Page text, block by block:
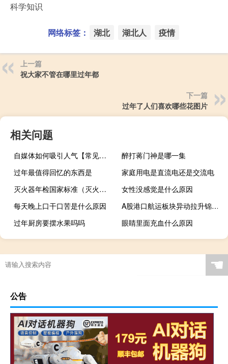
科学知识
网络标签： 湖北 湖北人 疫情
上一篇
祝大家不管在哪里过年都
下一篇
过年了人们喜欢哪些花图片
相关问题
自媒体如何吸引人气【常见的策略和方法提高吸引力】
醉打蒋门神是哪一集
过年最值得回忆的东西是
家庭用电是直流电还是交流电
灭火器年检国家标准（灭火器年检有何法律法规依据）
女性没感觉是什么原因
每天晚上口干口苦是什么原因
A股港口航运板块异动拉升锦州港涨超7%中谷物流、连云港、辽港股份、宁波远洋等跟涨
过年厨房要摆水果吗吗
眼睛里面充血什么原因
岳云鹏最亲的人是哪一期节目 最亲的人岳云鹏唱
☚
公告